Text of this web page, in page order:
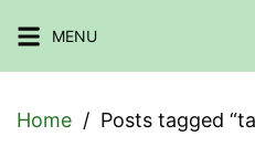
to
MENU
Home Posts tagged